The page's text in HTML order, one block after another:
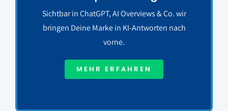
Sichtbar in ChatGPT, AI Overviews & Co. wir
bringen Deine Marke in KI-Antworten nach
vorne.
MEHR ERFAHREN